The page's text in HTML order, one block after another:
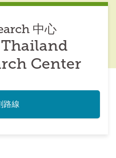
中心
Center
路線